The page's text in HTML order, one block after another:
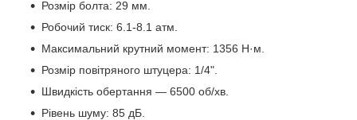
Розмір болта: 29 мм.
Робочий тиск: 6.1-8.1 атм.
Максимальний крутний момент: 1356 Н·м.
Розмір повітряного штуцера: 1/4".
Швидкість обертання — 6500 об/хв.
Рівень шуму: 85 дБ.